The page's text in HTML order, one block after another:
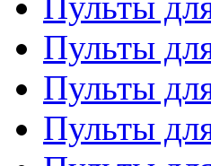
Пульты
Пульты
Пульты